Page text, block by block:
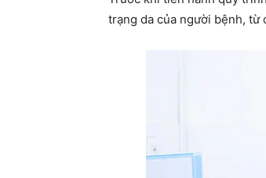
trạng da của người bệnh, từ